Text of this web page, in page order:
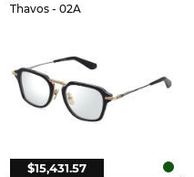
Thavos - 02A
$15,431.57